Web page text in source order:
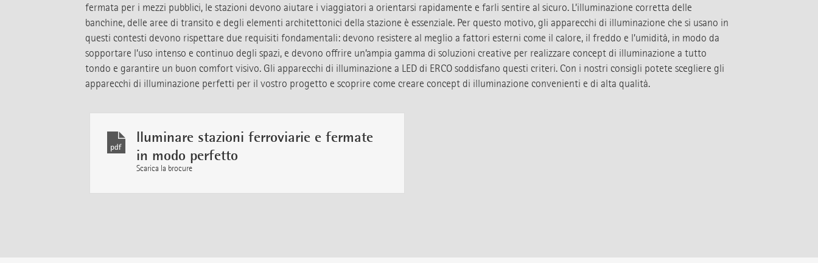
fermata per i mezzi pubblici, le stazioni devono aiutare i viaggiatori a orientarsi rapidamente e farli sentire al sicuro. L’illuminazione corretta delle
banchine, delle aree di transito e degli elementi architettonici della stazione è essenziale. Per questo motivo, gli apparecchi di illuminazione che si usano in
questi contesti devono rispettare due requisiti fondamentali: devono resistere al meglio a fattori esterni come il calore, il freddo e l’umidità, in modo da
sopportare l’uso intenso e continuo degli spazi, e devono offrire un’ampia gamma di soluzioni creative per realizzare concept di illuminazione a tutto
tondo e garantire un buon comfort visivo. Gli apparecchi di illuminazione a LED di ERCO soddisfano questi criteri. Con i nostri consigli potete scegliere gli
apparecchi di illuminazione perfetti per il vostro progetto e scoprire come creare concept di illuminazione convenienti e di alta qualità.
lluminare stazioni ferroviarie e fermate
in modo perfetto
Scarica la brocure